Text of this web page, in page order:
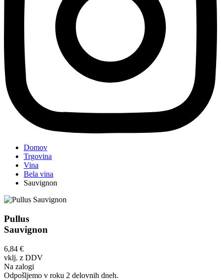
Domov
Trgovina
Vina
Bela vina
Sauvignon
Pullus
Sauvignon
6,84 €
vklj. z DDV
Na zalogi
Odpošljemo v roku 2 delovnih dneh.